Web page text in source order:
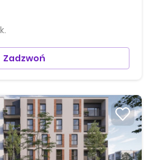
Zadzwoń